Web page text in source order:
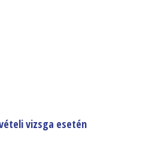
vizsga esetén